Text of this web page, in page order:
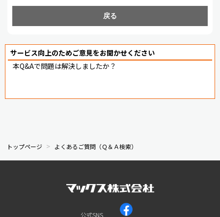
戻る
サービス向上のためご意見をお聞かせください
本Q&Aで問題は解決しましたか？
トップページ よくあるご質問（Ｑ＆Ａ検索）
公式SNS